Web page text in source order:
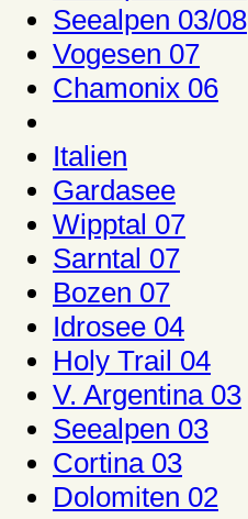
Seealpen 03/08
Vogesen 07
Chamonix 06
Italien
Gardasee
Wipptal 07
Sarntal 07
Bozen 07
Idrosee 04
Holy Trail 04
V. Argentina 03
Seealpen 03
Cortina 03
Dolomiten 02